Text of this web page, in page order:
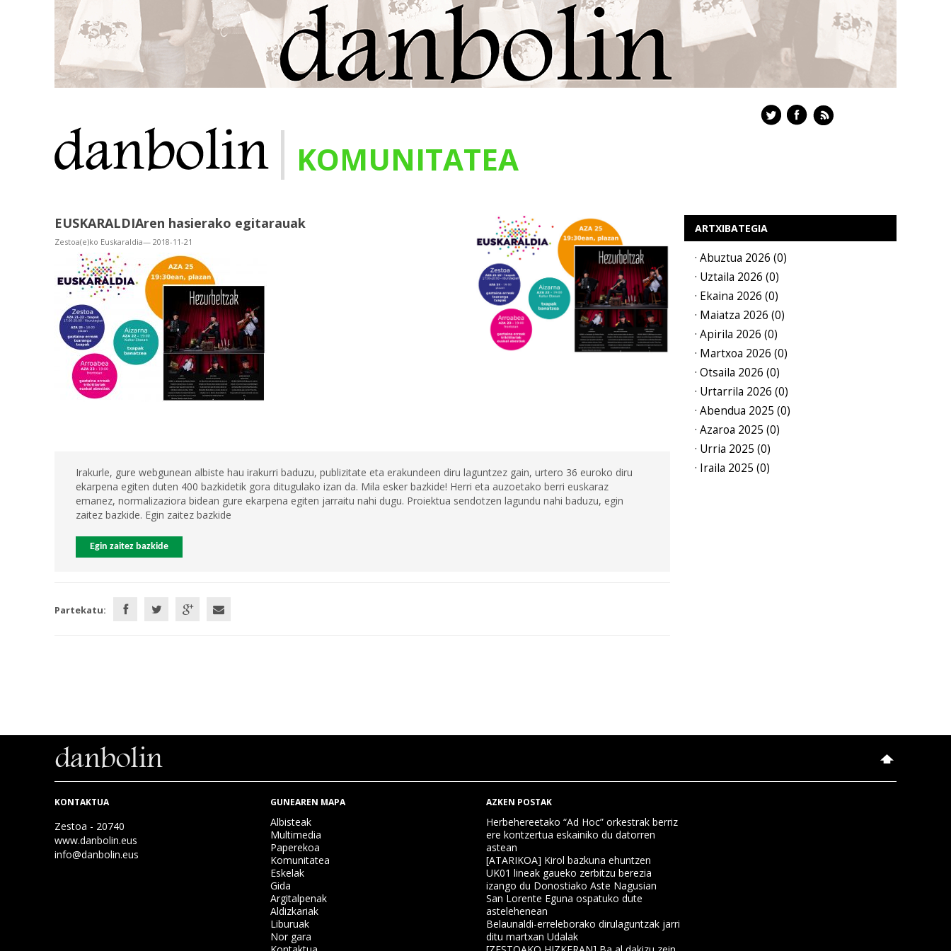
KOMUNITATEA
|
EUSKARALDIAren hasierako egitarauak
Zestoa(e)ko Euskaraldia— 2018-11-21
Irakurle, gure webgunean albiste hau irakurri baduzu, publizitate eta erakundeen diru laguntzez gain, urtero 36 euroko diru
ekarpena egiten duten 400 bazkidetik gora ditugulako izan da. Mila esker bazkide! Herri eta auzoetako berri euskaraz
emanez, normalizaziora bidean gure ekarpena egiten jarraitu nahi dugu. Proiektua sendotzen lagundu nahi baduzu, egin
zaitez bazkide. Egin zaitez bazkide
Egin zaitez bazkide
Partekatu:
ARTXIBATEGIA
· Abuztua 2026 (0)
· Uztaila 2026 (0)
· Ekaina 2026 (0)
· Maiatza 2026 (0)
· Apirila 2026 (0)
· Martxoa 2026 (0)
· Otsaila 2026 (0)
· Urtarrila 2026 (0)
· Abendua 2025 (0)
· Azaroa 2025 (0)
· Urria 2025 (0)
· Iraila 2025 (0)
KONTAKTUA
Zestoa - 20740
www.danbolin.eus
info@danbolin.eus
GUNEAREN MAPA
Albisteak
Multimedia
Paperekoa
Komunitatea
Eskelak
Gida
Argitalpenak
Aldizkariak
Liburuak
Nor gara
AZKEN POSTAK
Herbehereetako “Ad Hoc” orkestrak berriz
ere kontzertua eskainiko du datorren
astean
[ATARIKOA] Kirol bazkuna ehuntzen
UK01 lineak gaueko zerbitzu berezia
izango du Donostiako Aste Nagusian
San Lorente Eguna ospatuko dute
astelehenean
Belaunaldi-erreleborako dirulaguntzak jarri
ditu martxan Udalak